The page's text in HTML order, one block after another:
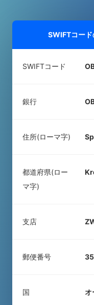
SWIFTコード
SWIFTコード
銀行
住所(ローマ字)
都道府県(ロー
マ字)
支店
郵便番号
国 オ